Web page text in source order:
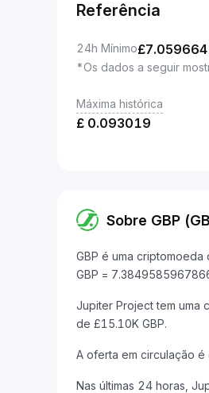
Referência
24h Mínimo£
*Os dados a seguir
Máxima histórica
£ 0.093019
Sobre GBP
GBP é uma
GBP =
Jupiter Project tem uma
de £15.10K GBP.
A oferta em circulação é
Nas últimas 24 horas,